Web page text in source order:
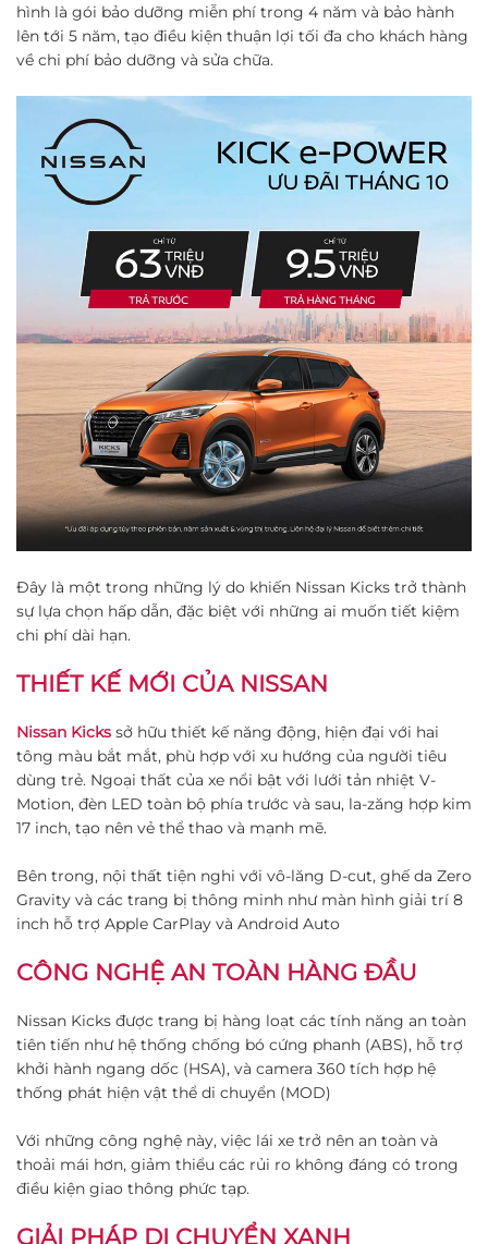
hình là gói bảo dưỡng miễn phí trong 4 năm và bảo hành
lên tới 5 năm, tạo điều kiện thuận lợi tối đa cho khách hàng
về chi phí bảo dưỡng và sửa chữa​.
Đây là một trong những lý do khiến Nissan Kicks trở thành
sự lựa chọn hấp dẫn, đặc biệt với những ai muốn tiết kiệm
chi phí dài hạn.
THIẾT KẾ MỚI CỦA NISSAN
Nissan Kicks sở hữu thiết kế năng động, hiện đại với hai
tông màu bắt mắt, phù hợp với xu hướng của người tiêu
dùng trẻ. Ngoại thất của xe nổi bật với lưới tản nhiệt V-
Motion, đèn LED toàn bộ phía trước và sau, la-zăng hợp kim
17 inch, tạo nên vẻ thể thao và mạnh mẽ​.
Bên trong, nội thất tiện nghi với vô-lăng D-cut, ghế da Zero
Gravity và các trang bị thông minh như màn hình giải trí 8
inch hỗ trợ Apple CarPlay và Android Auto​
CÔNG NGHỆ AN TOÀN HÀNG ĐẦU
Nissan Kicks được trang bị hàng loạt các tính năng an toàn
tiên tiến như hệ thống chống bó cứng phanh (ABS), hỗ trợ
khởi hành ngang dốc (HSA), và camera 360 tích hợp hệ
thống phát hiện vật thể di chuyển (MOD)​
Với những công nghệ này, việc lái xe trở nên an toàn và
thoải mái hơn, giảm thiểu các rủi ro không đáng có trong
điều kiện giao thông phức tạp.
GIẢI PHÁP DI CHUYỂN XANH